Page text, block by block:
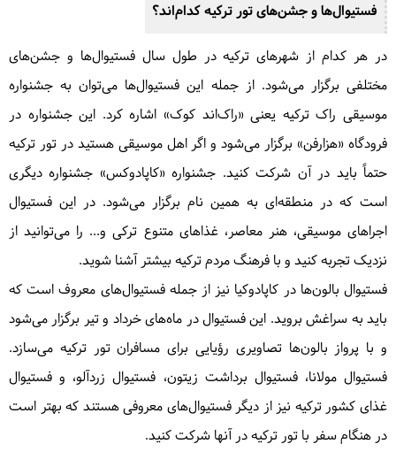
فستیوال‌ها و جشن‌های تور ترکیه کدام‌اند؟
در هر کدام از شهرهای ترکیه در طول سال فستیوال‌ها و جشن‌های
مختلفی برگزار می‌شود. از جمله این فستیوال‌ها می‌توان به جشنواره
موسیقی راک ترکیه یعنی «راک‌اند کوک» اشاره کرد. این جشنواره در
فرودگاه «هزارفن» برگزار می‌شود و اگر اهل موسیقی هستید در تور ترکیه
حتماً باید در آن شرکت کنید. جشنواره «کاپادوکس» جشنواره دیگری
است که در منطقه‌ای به همین نام برگزار می‌شود. در این فستیوال
اجراهای موسیقی، هنر معاصر، غذاهای متنوع ترکی و... را می‌توانید از
نزدیک تجربه کنید و با فرهنگ مردم ترکیه بیشتر آشنا شوید.
فستیوال بالون‌ها در کاپادوکیا نیز از جمله فستیوال‌های معروف است که
باید به سراغش بروید. این فستیوال در ماه‌های خرداد و تیر برگزار می‌شود
و با پرواز بالون‌ها تصاویری رؤیایی برای مسافران تور ترکیه می‌سازد.
فستیوال مولانا، فستیوال برداشت زیتون، فستیوال زردآلو، و فستیوال
غذای کشور ترکیه نیز از دیگر فستیوال‌های معروفی هستند که بهتر است
در هنگام سفر با تور ترکیه در آنها شرکت کنید.